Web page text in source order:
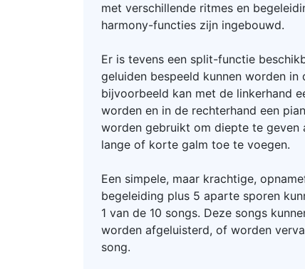
met verschillende ritmes en
harmony-functies zijn ingebouwd.
Er is tevens een split-functie
geluiden bespeeld kunnen worden in
bijvoorbeeld kan met de linkerhand
worden en in de rechterhand een
worden gebruikt om diepte te geven
lange of korte galm toe te voegen.
Een simpele, maar krachtige,
begeleiding plus 5 aparte sporen
1 van de 10 songs. Deze songs
worden afgeluisterd, of worden
song.